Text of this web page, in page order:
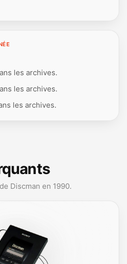
les archives.
les archives.
les archives.
Discman en 1990.